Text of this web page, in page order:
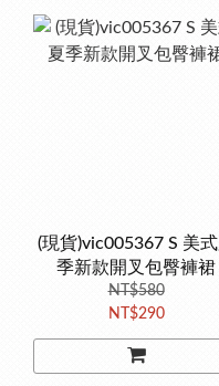
(現貨)vic005367 S 美式
季新款開叉包臀褲裙
NT$580
NT$290